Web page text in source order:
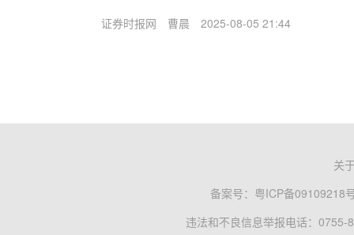
证券时报网 曹晨 2025-08-05 21:44
关
备案号： 粤ICP备09109218
违法和不良信息举报电话：0755-